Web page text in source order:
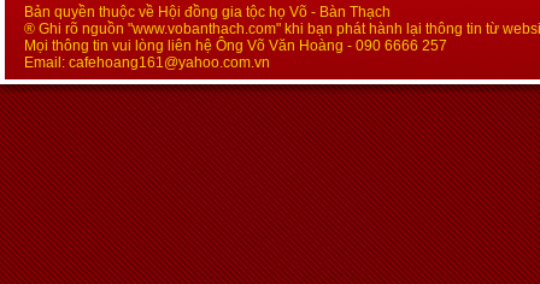
Bản quyền thuộc về Hội đồng gia tộc họ Võ - Bàn Thạch
® Ghi rõ nguồn "www.vobanthach.com" khi bạn phát hành lại thông tin từ
Mọi thông tin vui lòng liên hệ Ông Võ Văn Hoàng - 090 6666 257
Email: cafehoang161@yahoo.com.vn